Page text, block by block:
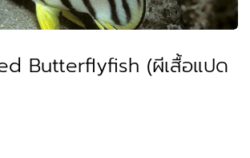
Butterflyfish (ผีเสื้อแปด